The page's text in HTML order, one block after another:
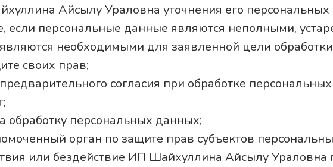
Айсылу Ураловна уточнения его
если персональные данные являются неполными,
необходимыми для заявленной цели
своих прав;
согласия при обработке
обработку персональных данных;
орган по защите прав субъектов
или бездействие ИП Шайхуллина Айсылу Ураловна